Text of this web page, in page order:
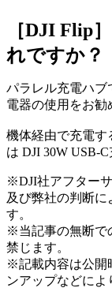
［DJI Flip
れですか？
パラレル充電ハブ
電器の使用をお勧
機体経由で充電す
は DJI 30W USB-
※DJI社アフター
及び弊社の判断に
す。
※当記事の無断で
禁じます。
※記載内容は公開
ンアップなどによ